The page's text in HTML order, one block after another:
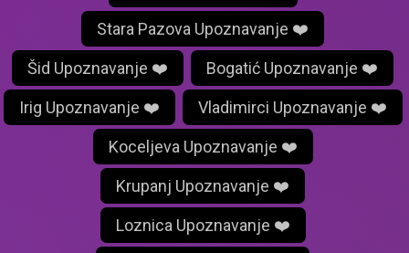
Stara Pazova Upoznavanje ❤️
Šid Upoznavanje ❤️ Bogatić Upoznavanje ❤️
Irig Upoznavanje ❤️ Vladimirci Upoznavanje ❤️
Koceljeva Upoznavanje ❤️
Krupanj Upoznavanje ❤️
Loznica Upoznavanje ❤️